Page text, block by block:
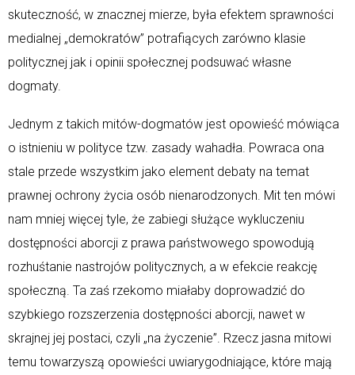
skuteczność, w znacznej mierze, była efektem sprawności
medialnej „demokratów” potrafiących zarówno klasie
politycznej jak i opinii społecznej podsuwać własne
dogmaty.
Jednym z takich mitów-dogmatów jest opowieść mówiąca
o istnieniu w polityce tzw. zasady wahadła. Powraca ona
stale przede wszystkim jako element debaty na temat
prawnej ochrony życia osób nienarodzonych. Mit ten mówi
nam mniej więcej tyle, że zabiegi służące wykluczeniu
dostępności aborcji z prawa państwowego spowodują
rozhuśtanie nastrojów politycznych, a w efekcie reakcję
społeczną. Ta zaś rzekomo miałaby doprowadzić do
szybkiego rozszerzenia dostępności aborcji, nawet w
skrajnej jej postaci, czyli „na życzenie”. Rzecz jasna mitowi
temu towarzyszą opowieści uwiarygodniające, które mają